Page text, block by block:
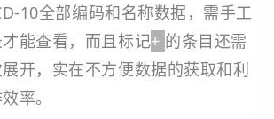
10全部编码和名称数据，需手工
能查看，而且标记+ 的条目还需
开， 实在不方便数据的获取和利
率。